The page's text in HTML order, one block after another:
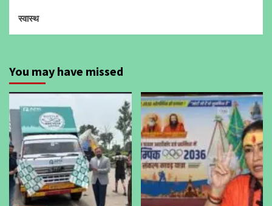
स्वास्थ
You may have missed